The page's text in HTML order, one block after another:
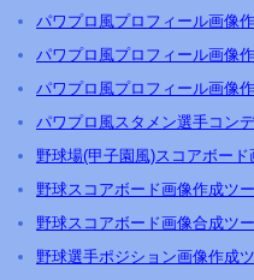
パワプロ風プロフィール画像
パワプロ風プロフィール画像
パワプロ風プロフィール画像
パワプロ風スタメン選手コン
野球場(甲子園風)スコアボー
野球スコアボード画像作成ツ
野球スコアボード画像合成ツ
野球選手ポジション画像作成